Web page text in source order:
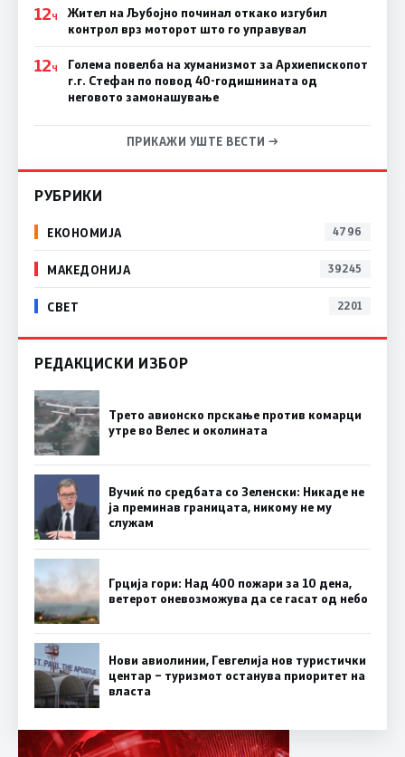
12Ч
Жител на Љубојно починал откако изгубил
контрол врз моторот што го управувал
12Ч
Голема повелба на хуманизмот за Архиепископот
г.г. Стефан по повод 40-годишнината од
неговото замонашување
ПРИКАЖИ УШТЕ ВЕСТИ →
РУБРИКИ
ЕКОНОМИЈА 4796
МАКЕДОНИЈА 39245
СВЕТ 2201
РЕДАКЦИСКИ ИЗБОР
Трето авионско прскање против комарци
утре во Велес и околината
Вучиќ по средбата со Зеленски: Никаде не
ја преминав границата, никому не му
служам
Грција гори: Над 400 пожари за 10 дена,
ветерот оневозможува да се гасат од небо
Нови авиолинии, Гевгелија нов туристички
центар – туризмот останува приоритет на
власта